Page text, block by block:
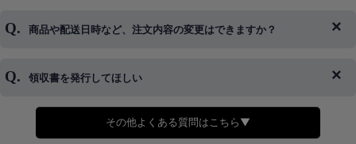
※発送後、発送準備が完了しお手続きが間に合わない場合は変更、
◆代金引換・クレジットカード・携帯キャリア決済・おねだり決
商品や配送日時など、注文内容の変更はできますか？
◆商品発送前の変更は承っております。
さい。
領収書を発行してほしい
◆領収書はご希望頂いた場合のみ発行しております。
その他よくある質問はこちら▼